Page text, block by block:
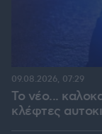
Το νέο...
κλέφτες
09.08.2026, 07:29